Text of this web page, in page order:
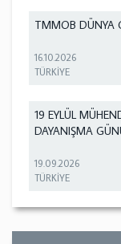
TMMOB DÜNYA
16.10.2026
TÜRKİYE
19 EYLÜL
DAYANIŞMA
19.09.2026
TÜRKİYE